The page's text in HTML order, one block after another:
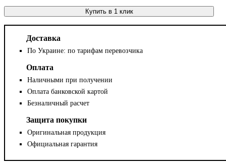
Купить в 1 клик
Доставка
По Украине: по тарифам перевозчика
Оплата
Наличными при получении
Оплата банковской картой
Безналичный расчет
Защита покупки
Оригинальная продукция
Официальная гарантия